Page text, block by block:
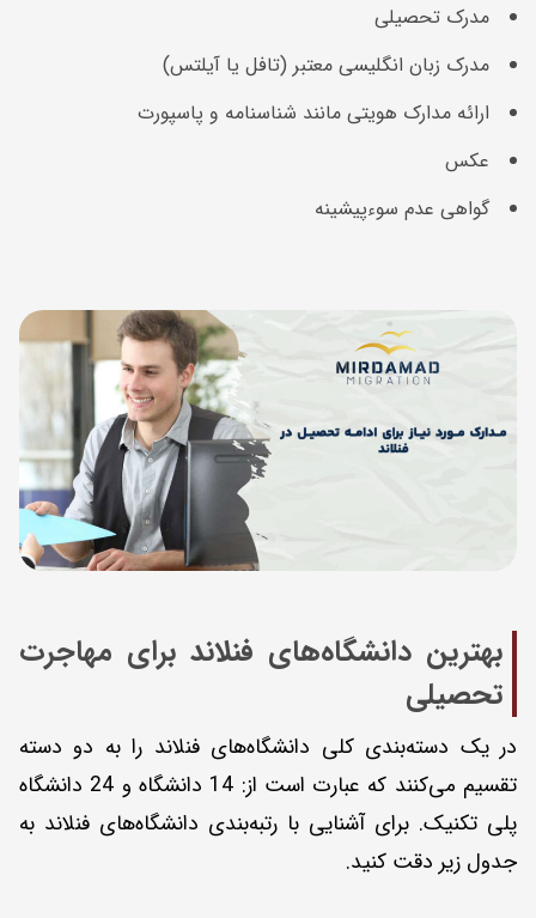
مدرک تحصیلی
مدرک زبان انگلیسی معتبر (تافل یا آیلتس)
ارائه مدارک هویتی مانند شناسنامه و پاسپورت
عکس
گواهی عدم سوء‌پیشینه
بهترین دانشگاه‌‌های فنلاند برای مهاجرت
تحصیلی
در یک دسته‌بندی کلی دانشگاه‌های فنلاند را به دو دسته
تقسیم می‌کنند که عبارت است از: 14 دانشگاه و 24 دانشگاه
پلی تکنیک. برای آشنایی با رتبه‌بندی دانشگاه‌های فنلاند به
جدول زیر دقت کنید.